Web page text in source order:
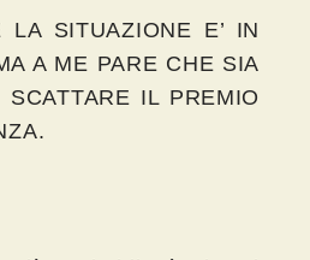
LA SITUAZIONE E’ IN
A ME PARE CHE SIA
SCATTARE IL PREMIO